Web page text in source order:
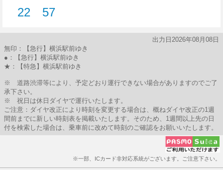
22
57
出力日2026年08月08日
無印：【急行】横浜駅前ゆき
●：【急行】横浜駅前ゆき
★：【特急】横浜駅前ゆき
※ 道路渋滞等により、予定どおり運行できない場合がありますのでご了
承下さい。
※ 祝日は休日ダイヤで運行いたします。
ご注意：ダイヤ改正により時刻を変更する場合は、概ねダイヤ改正の1週
間前までに新しい時刻表を掲載いたします。そのため、1週間以上先の日
付を検索した場合は、乗車前に改めて時刻のご確認をお願いいたします。
※一部、ICカード非対応系統がございます。ご注意下さい。